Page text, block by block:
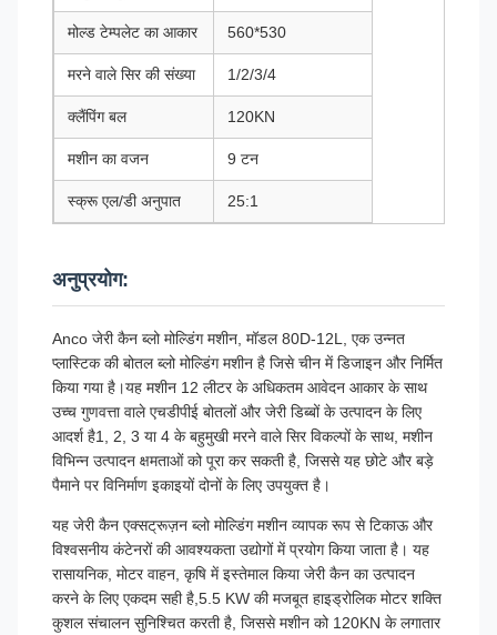
मोल्ड टेम्पलेट का आकार 560*530
मरने वाले सिर की संख्या 1/2/3/4
क्लैंपिंग बल 120KN
मशीन का वजन 9 टन
स्क्रू एल/डी अनुपात 25:1
अनुप्रयोग:
Anco जेरी कैन ब्लो मोल्डिंग मशीन, मॉडल 80D-12L, एक उन्नत
प्लास्टिक की बोतल ब्लो मोल्डिंग मशीन है जिसे चीन में डिजाइन और निर्मित
किया गया है।यह मशीन 12 लीटर के अधिकतम आवेदन आकार के साथ
उच्च गुणवत्ता वाले एचडीपीई बोतलों और जेरी डिब्बों के उत्पादन के लिए
आदर्श है1, 2, 3 या 4 के बहुमुखी मरने वाले सिर विकल्पों के साथ, मशीन
विभिन्न उत्पादन क्षमताओं को पूरा कर सकती है, जिससे यह छोटे और बड़े
पैमाने पर विनिर्माण इकाइयों दोनों के लिए उपयुक्त है।
यह जेरी कैन एक्सट्रूज़न ब्लो मोल्डिंग मशीन व्यापक रूप से टिकाऊ और
विश्वसनीय कंटेनरों की आवश्यकता उद्योगों में प्रयोग किया जाता है। यह
रासायनिक, मोटर वाहन, कृषि में इस्तेमाल किया जेरी कैन का उत्पादन
करने के लिए एकदम सही है,5.5 KW की मजबूत हाइड्रोलिक मोटर शक्ति
कुशल संचालन सुनिश्चित करती है, जिससे मशीन को 120KN के लगातार